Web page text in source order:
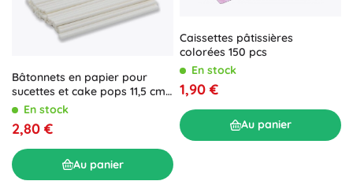
Bâtonnets en papier pour
sucettes et cake pops 11,5 cm,
50 pcs
En stock
2,80 €
Au panier
Caissettes pâtissières
colorées 150 pcs
En stock
1,90 €
Au panier